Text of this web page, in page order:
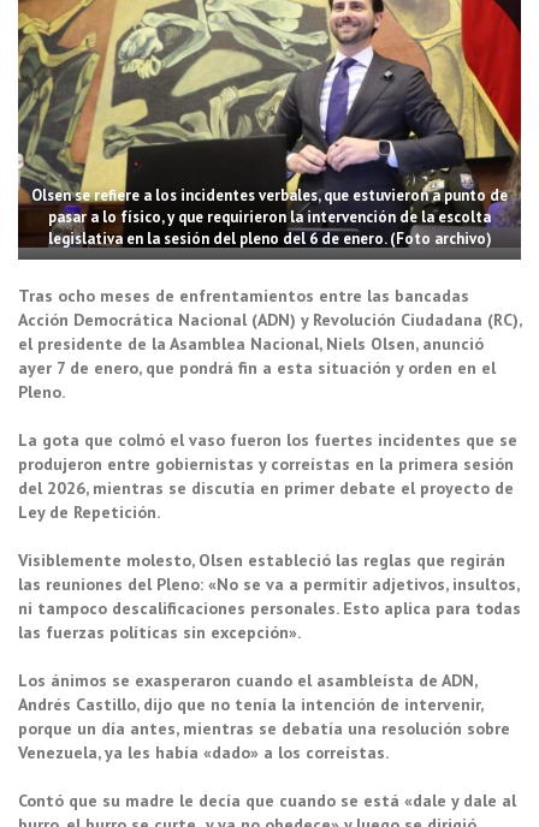
Olsen se refiere a los incidentes verbales, que estuvieron a punto de
pasar a lo físico, y que requirieron la intervención de la escolta
legislativa en la sesión del pleno del 6 de enero. (Foto archivo)
Tras ocho meses de enfrentamientos entre las bancadas
Acción Democrática Nacional (ADN) y Revolución Ciudadana (RC),
el presidente de la Asamblea Nacional, Niels Olsen, anunció
ayer 7 de enero, que pondrá fin a esta situación y orden en el
Pleno.
La gota que colmó el vaso fueron los fuertes incidentes que se
produjeron entre gobiernistas y correístas en la primera sesión
del 2026, mientras se discutía en primer debate el proyecto de
Ley de Repetición.
Visiblemente molesto, Olsen estableció las reglas que regirán
las reuniones del Pleno: «No se va a permitir adjetivos, insultos,
ni tampoco descalificaciones personales. Esto aplica para todas
las fuerzas políticas sin excepción».
Los ánimos se exasperaron cuando el asambleísta de ADN,
Andrés Castillo, dijo que no tenía la intención de intervenir,
porque un día antes, mientras se debatía una resolución sobre
Venezuela, ya les había «dado» a los correístas.
Contó que su madre le decía que cuando se está «dale y dale al